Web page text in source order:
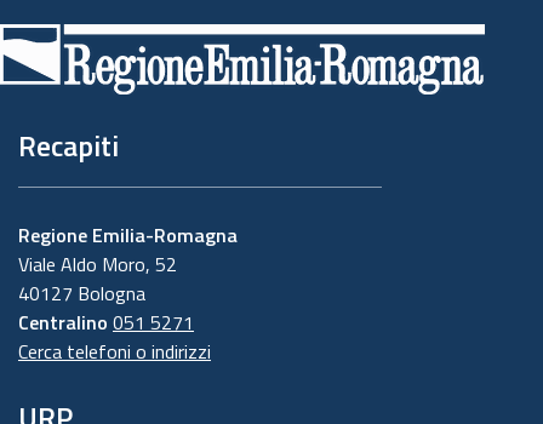
di
pagina
Recapiti
Regione Emilia-Romagna
Viale Aldo Moro, 52
40127 Bologna
Centralino 051 5271
Cerca telefoni o indirizzi